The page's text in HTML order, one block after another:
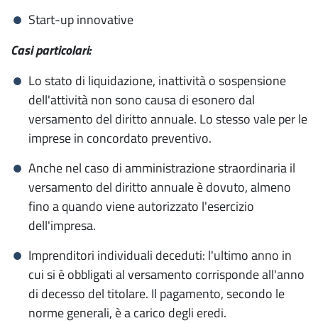
Prevenzione dell'illegalità economica
Impresa
digitale
Documenti ufficiali Registro Imprese
Tracciabilità dei Rifiuti (RENTRI)
Cassetto Digitale dell'Imprenditore
Fatturazione Elettronica
Firma Digitale e CNS
Libri Digitali
Start-up innovative
Casi particolari:
Lo stato di liquidazione, inattività o sospensione
dell'attività non sono causa di esonero dal
versamento del diritto annuale. Lo stesso vale per le
imprese in concordato preventivo.
Anche nel caso di amministrazione straordinaria il
versamento del diritto annuale è dovuto, almeno
fino a quando viene autorizzato l'esercizio
dell'impresa.
Imprenditori individuali deceduti: l'ultimo anno in
cui si è obbligati al versamento corrisponde all'anno
di decesso del titolare. Il pagamento, secondo le
norme generali, è a carico degli eredi.